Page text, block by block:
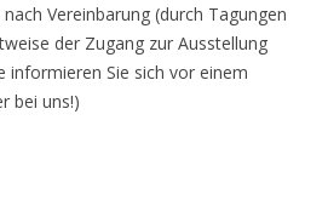
Vereinbarung (durch Tagungen
der Zugang zur Ausstellung
informieren Sie sich vor einem
bei uns!)